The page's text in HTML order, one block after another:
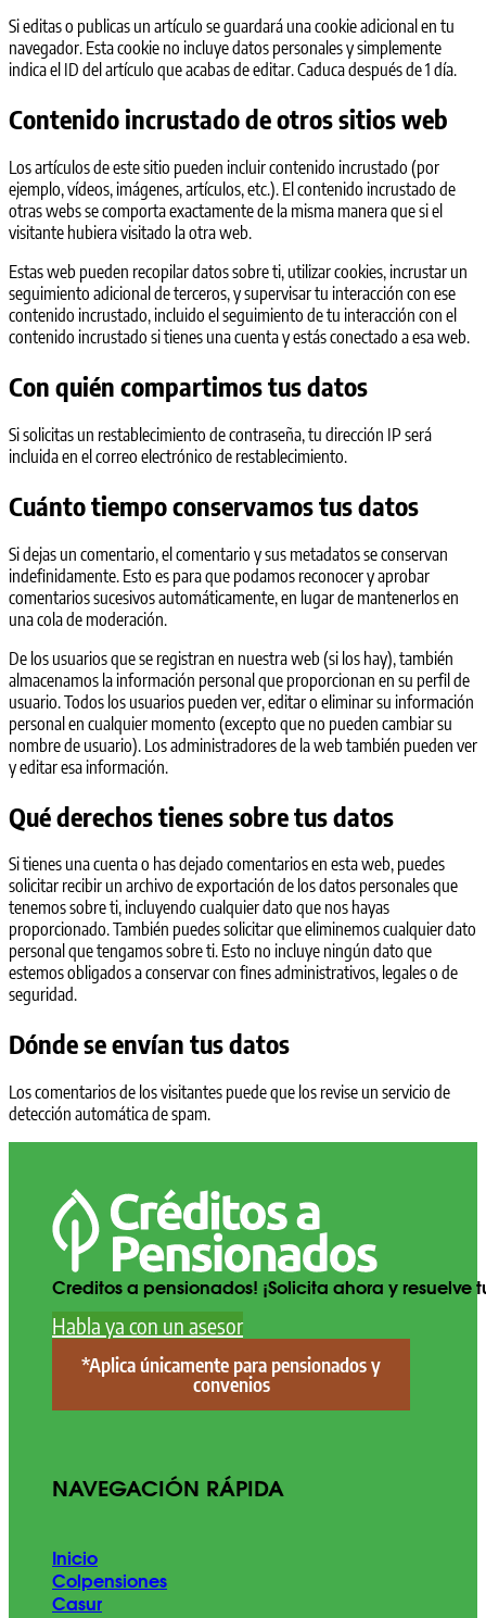
Si editas o publicas un artículo se guardará una cookie adicional en tu
navegador. Esta cookie no incluye datos personales y simplemente
indica el ID del artículo que acabas de editar. Caduca después de 1 día.
Contenido incrustado de otros sitios web
Los artículos de este sitio pueden incluir contenido incrustado (por
ejemplo, vídeos, imágenes, artículos, etc.). El contenido incrustado de
otras webs se comporta exactamente de la misma manera que si el
visitante hubiera visitado la otra web.
Estas web pueden recopilar datos sobre ti, utilizar cookies, incrustar un
seguimiento adicional de terceros, y supervisar tu interacción con ese
contenido incrustado, incluido el seguimiento de tu interacción con el
contenido incrustado si tienes una cuenta y estás conectado a esa web.
Con quién compartimos tus datos
Si solicitas un restablecimiento de contraseña, tu dirección IP será
incluida en el correo electrónico de restablecimiento.
Cuánto tiempo conservamos tus datos
Si dejas un comentario, el comentario y sus metadatos se conservan
indefinidamente. Esto es para que podamos reconocer y aprobar
comentarios sucesivos automáticamente, en lugar de mantenerlos en
una cola de moderación.
De los usuarios que se registran en nuestra web (si los hay), también
almacenamos la información personal que proporcionan en su perfil de
usuario. Todos los usuarios pueden ver, editar o eliminar su información
personal en cualquier momento (excepto que no pueden cambiar su
nombre de usuario). Los administradores de la web también pueden ver
y editar esa información.
Qué derechos tienes sobre tus datos
Si tienes una cuenta o has dejado comentarios en esta web, puedes
solicitar recibir un archivo de exportación de los datos personales que
tenemos sobre ti, incluyendo cualquier dato que nos hayas
proporcionado. También puedes solicitar que eliminemos cualquier dato
personal que tengamos sobre ti. Esto no incluye ningún dato que
estemos obligados a conservar con fines administrativos, legales o de
seguridad.
Dónde se envían tus datos
Los comentarios de los visitantes puede que los revise un servicio de
detección automática de spam.
Creditos a pensionados! ¡Solicita ahora y
Habla ya con un asesor
*Aplica únicamente para pensionados y
convenios
NAVEGACIÓN RÁPIDA
Inicio
Colpensiones
Casur